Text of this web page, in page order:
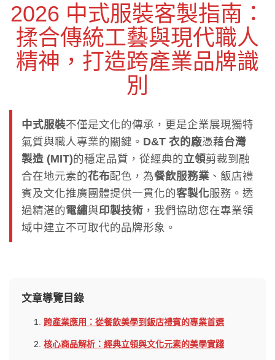
2026 中式服裝客製指南：
揉合傳統工藝與現代職人
精神，打造跨產業品牌識
別
中式服裝不僅是文化的傳承，更是企業展現獨特
氣質與職人專業的關鍵。 D&T 衣的廠憑藉台灣
製造 (MIT)的穩定品質，從經典的立領剪裁到融
合在地元素的花布配色，為餐飲服務業 、飯店禮
賓及文化推廣團體提供一貫化的客製化服務。透
過精湛的電繡與印製技術 ，我們協助您在專業領
域中建立不可取代的品牌形象。
文章導覽目錄
1. 跨產業應用：從餐飲美學到飯店禮賓的專業首選
2. 核心商品解析：經典立領與文化元素的美學實踐